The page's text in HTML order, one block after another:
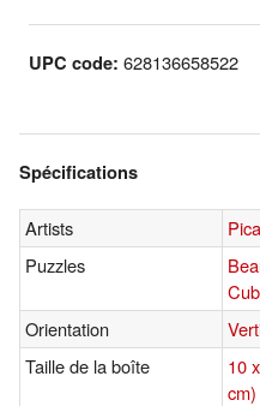
UPC code: 628136658522
Spécifications
Artists
Puzzles
Orientation
Taille de la boîte
10
cm)